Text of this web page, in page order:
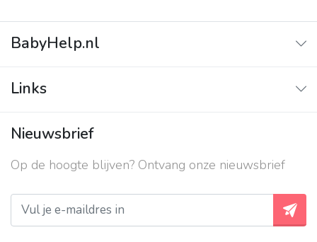
BabyHelp.nl
Vraag & Antwoord
Links
Contact
Over ons
Privacy beleid
Nieuwsbrief
Op de hoogte blijven? Ontvang onze nieuwsbrief